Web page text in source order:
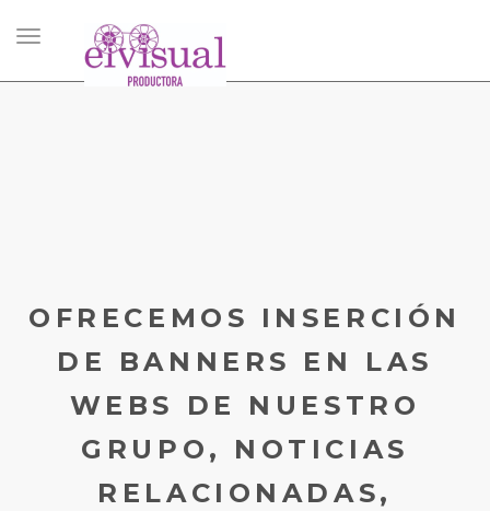
Toggle
navigation
OFRECEMOS INSERCIÓN
DE BANNERS EN LAS
WEBS DE NUESTRO
GRUPO, NOTICIAS
RELACIONADAS,